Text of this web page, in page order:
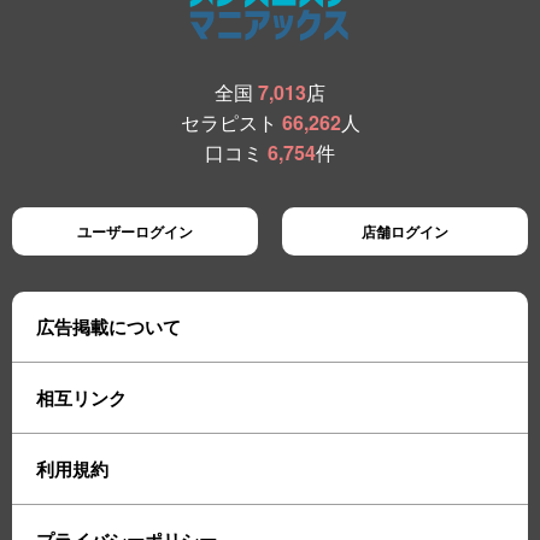
全国 7,013店
セラピスト 66,262人
口コミ 6,754件
ユーザーログイン 店舗ログイン
広告掲載について
相互リンク
利用規約